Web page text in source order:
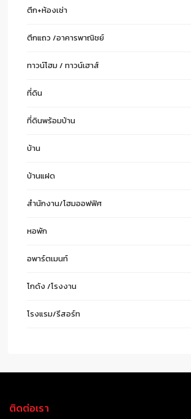
ตึก+ห้องเช่า
ตึกแถว /อาคารพาณิชย์
ทาวน์โฮม / ทาวน์เฮาส์
ที่ดิน
ที่ดินพร้อมบ้าน
บ้าน
บ้านแฝด
สำนักงาน/โฮมออฟฟิศ
หอพัก
อพาร์ตเมนท์
โกดัง /โรงงาน
โรงแรม/รีสอร์ท
ติดต่อเรา